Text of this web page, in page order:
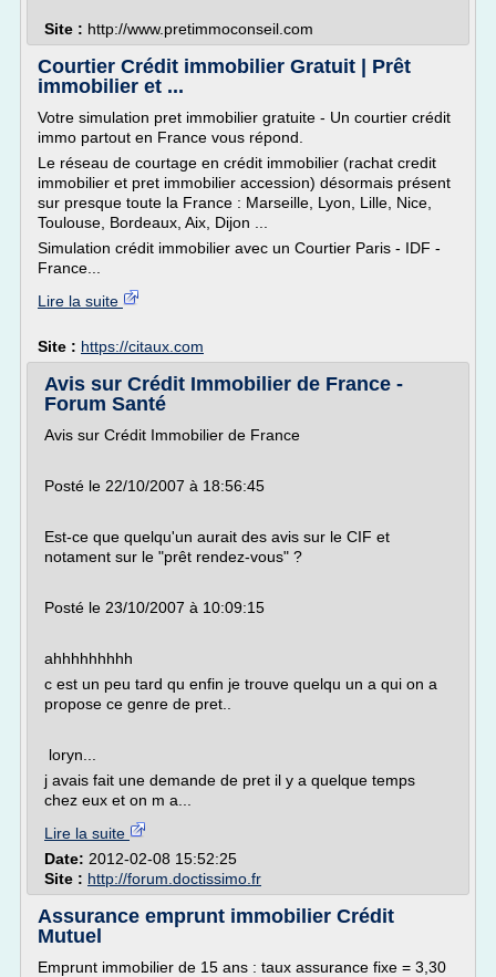
Site : http://www.pretimmoconseil.com
Courtier Crédit immobilier Gratuit | Prêt
immobilier et ...
Votre simulation pret immobilier gratuite - Un courtier crédit
immo partout en France vous répond.
Le réseau de courtage en crédit immobilier (rachat credit
immobilier et pret immobilier accession) désormais présent
sur presque toute la France : Marseille, Lyon, Lille, Nice,
Toulouse, Bordeaux, Aix, Dijon ...
Simulation crédit immobilier avec un Courtier Paris - IDF -
France...
Lire la suite
Site : https://citaux.com
Avis sur Crédit Immobilier de France -
Forum Santé
Avis sur Crédit Immobilier de France
Posté le 22/10/2007 à 18:56:45
Est-ce que quelqu'un aurait des avis sur le CIF et
notament sur le "prêt rendez-vous" ?
Posté le 23/10/2007 à 10:09:15
ahhhhhhhhh
c est un peu tard qu enfin je trouve quelqu un a qui on a
propose ce genre de pret..
loryn...
j avais fait une demande de pret il y a quelque temps
chez eux et on m a...
Lire la suite
Date: 2012-02-08 15:52:25
Site : http://forum.doctissimo.fr
Assurance emprunt immobilier Crédit
Mutuel
Emprunt immobilier de 15 ans : taux assurance fixe = 3,30